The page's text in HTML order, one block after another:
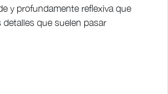
y profundamente reflexiva que
que suelen pasar